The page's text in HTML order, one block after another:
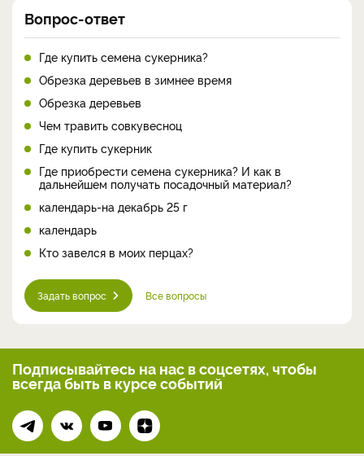
Вопрос-ответ
Где купить семена сукерника?
Обрезка деревьев в зимнее время
Обрезка деревьев
Чем травить совкувесноц
Где купить сукерник
Где приобрести семена сукерника? И как в
дальнейшем получать посадочный материал?
календарь-на декабрь 25 г
календарь
Кто завелся в моих перцах?
Задать вопрос Все вопросы
Подписывайтесь на нас в соцсетях, чтобы
всегдабыть в курсе событий